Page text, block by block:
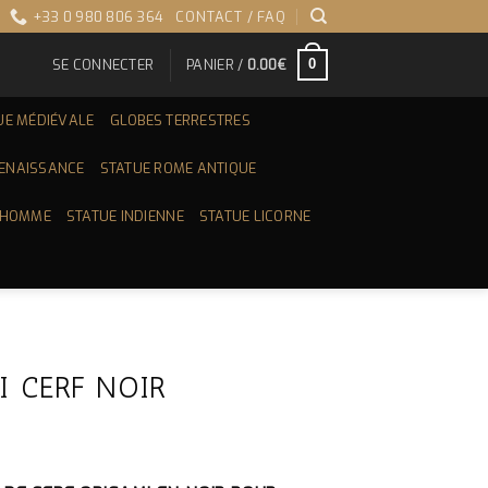
+33 0 980 806 364 CONTACT / FAQ
SE CONNECTER PANIER / 0.00€ 0
MÉDIÉVALE GLOBES TERRESTRES
STATUE ROME ANTIQUE
STATUE INDIENNE STATUE LICORNE
CERF NOIR